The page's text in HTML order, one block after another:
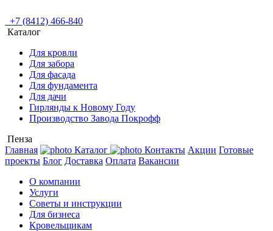
+7 (8412) 466-840
Каталог
Для кровли
Для забора
Для фасада
Для фундамента
Для дачи
Гирлянды к Новому Году
Производство Завода Покрофф
Пенза
Главная
Каталог Контакты Акции Готовые
проекты Блог Доставка Оплата Вакансии
О компании
Услуги
Советы и инструкции
Для бизнеса
Кровельщикам